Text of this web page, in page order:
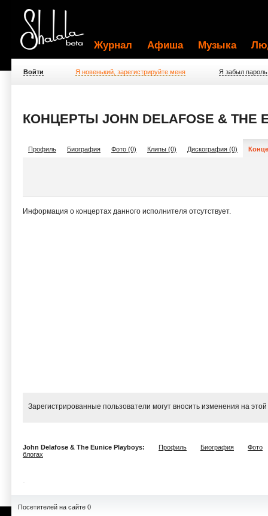
Журнал Афиша Музыка
Войти Я новенький, зарегистрируйте меня Я забыл пароль
КОНЦЕРТЫ JOHN DELAFOSE & THE
Профиль Биография Фото (0) Клипы (0) Дискография (0)
Информация о концертах данного исполнителя отсутствует.
Зарегистрированные пользователи могут вносить изменения на
John Delafose & The Eunice Playboys: Профиль Биография
Фото
блогах
Посетителей на сайте 0